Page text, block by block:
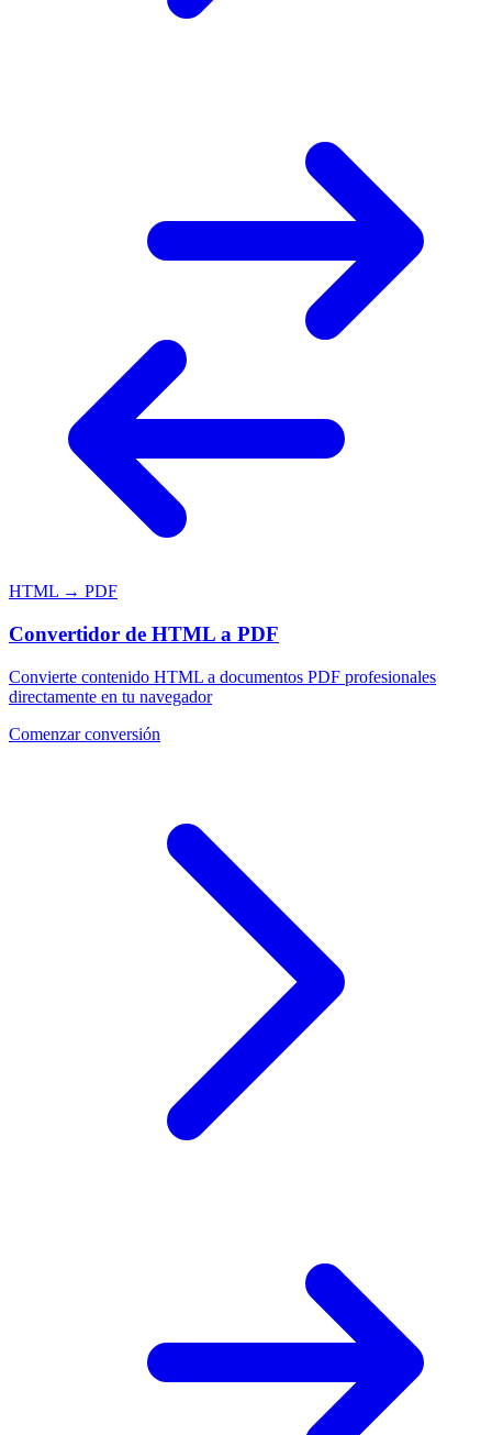
HTML → PDF
Convertidor de HTML a PDF
Convierte contenido HTML a documentos PDF profesionales
directamente en tu navegador
Comenzar conversión